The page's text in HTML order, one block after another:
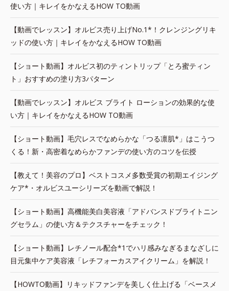
使い方｜キレイをかなえるHOW TO動画
【動画でレッスン】オルビス売り上げNo.1*！クレンジングリキ
ッドの使い方｜キレイをかなえるHOW TO動画
【ショート動画】オルビス初のティントリップ「とろ蜜ティン
ト」おすすめの塗り方3パターン
【動画でレッスン】オルビス ブライト ローションの効果的な使
い方｜キレイをかなえるHOW TO動画
【ショート動画】毛穴レスでなめらかな「つる凛肌*」はこうつ
くる！新・高密着なめらかファンデの使い方のコツを伝授
【教えて！美容のプロ】ベストコスメ多数受賞の初期エイジング
ケア*・オルビスユーシリーズを動画で解説！
【ショート動画】高機能美白美容液「アドバンスドブライトニン
グセラム」の使い方＆テクスチャーをチェック！
【ショート動画】レチノール配合*1でハリ感みなぎるまなざしに
目元集中ケア美容液「レチフォーカスアイクリーム」を解説！
【HOWTO動画】リキッドファンデを美しく仕上げる「ベースメ